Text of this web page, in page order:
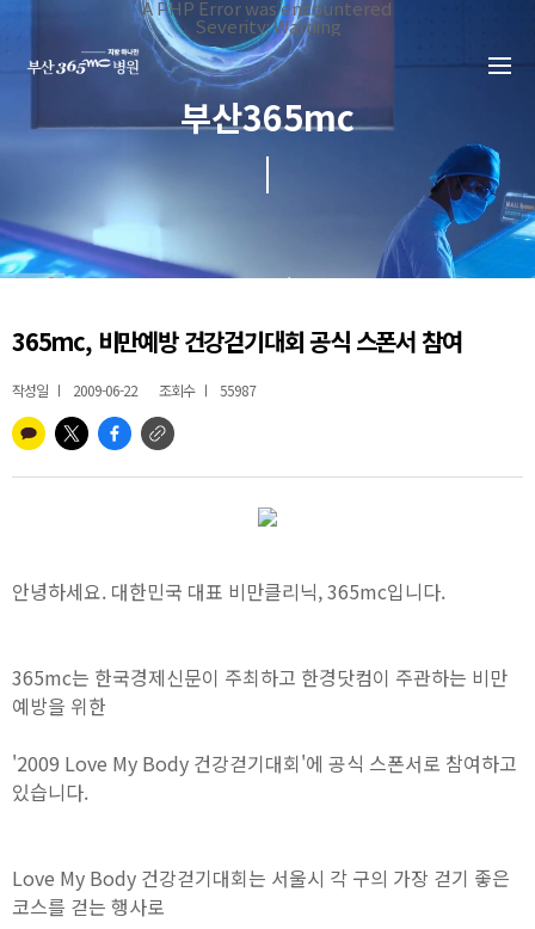
A PHP Error was encountered
Severity: Warning
Message: Invalid argument supplied for foreach()
Filename: _inc/header_body.php
Line Number: 34
Backtrace:
File:
/home/suction/public_html/application/views/mobile/
Line: 34
File:
/home/suction/public_html/application/views/mobile/
/home/suction/public_html/application/core/
File:
/home/suction/public_html/application/controllers/365mc/
Function: view_print
File: /home/suction/public_html/index.php
부산365mc
365mc, 비만예방 건강걷기대회 공식 스폰서 참여
작성일 2009-06-22 조회수 55987
안녕하세요. 대한민국 대표 비만클리닉, 365mc입니다.
365mc는 한국경제신문이 주최하고 한경닷컴이 주관하는 비만
예방을 위한
'2009 Love My Body 건강걷기대회'에 공식 스폰서로 참여하고
있습니다.
Love My Body 건강걷기대회는 서울시 각 구의 가장 걷기 좋은
코스를 걷는 행사로